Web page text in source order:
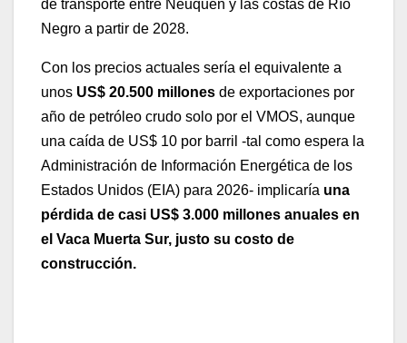
de transporte entre Neuquén y las costas de Río
Negro a partir de 2028.
Con los precios actuales sería el equivalente a
unos US$ 20.500 millones de exportaciones por
año de petróleo crudo solo por el VMOS, aunque
una caída de US$ 10 por barril -tal como espera la
Administración de Información Energética de los
Estados Unidos (EIA) para 2026- implicaría una
pérdida de casi US$ 3.000 millones anuales en
el Vaca Muerta Sur, justo su costo de
construcción.